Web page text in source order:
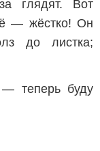
глядят. Вот
— жёстко! Он
до листка;
теперь буду